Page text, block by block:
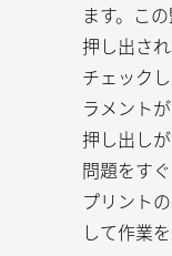
ます。こ
押し出さ
チェック
ラメント
押し出し
問題をす
プリント
して作業